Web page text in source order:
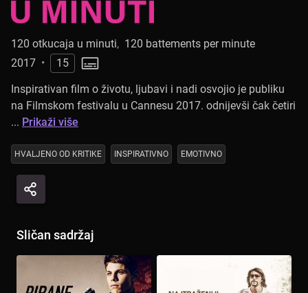
120 otkucaja u minuti, 120 battements per minute
2017 •
15
Inspirativan film o životu, ljubavi i nadi osvojio je publiku
na Filmskom festivalu u Cannesu 2017. odnijevši čak četiri
... Prikaži više
HVALJENO OD KRITIKE INSPIRATIVNO EMOTIVNO
Sličan sadržaj